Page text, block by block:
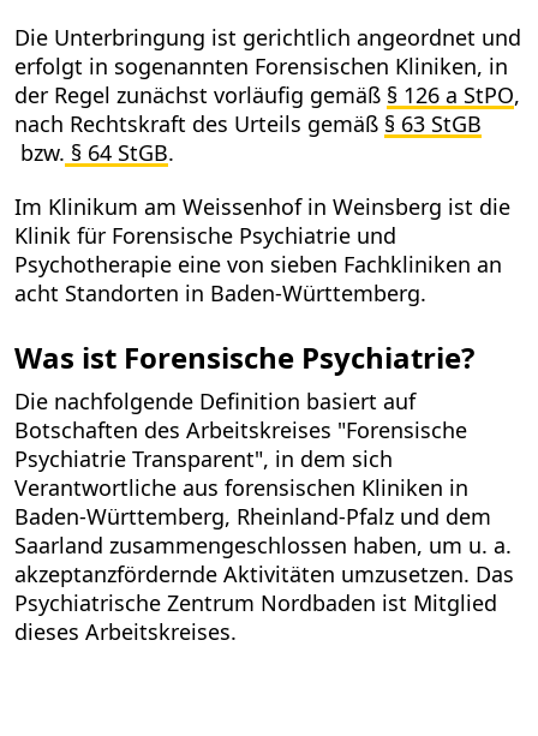
Die Unterbringung ist gerichtlich angeordnet und
erfolgt in sogenannten Forensischen Kliniken, in
der Regel zunächst vorläufig gemäß § 126 a StPO,
nach Rechtskraft des Urteils gemäß § 63 StGB
bzw. § 64 StGB.
Im Klinikum am Weissenhof in Weinsberg ist die
Klinik für Forensische Psychiatrie und
Psychotherapie eine von sieben Fachkliniken an
acht Standorten in Baden-Württemberg.
Was ist Forensische Psychiatrie?
Die nachfolgende Definition basiert auf
Botschaften des Arbeitskreises "Forensische
Psychiatrie Transparent", in dem sich
Verantwortliche aus forensischen Kliniken in
Baden-Württemberg, Rheinland-Pfalz und dem
Saarland zusammengeschlossen haben, um u. a.
akzeptanzfördernde Aktivitäten umzusetzen. Das
Psychiatrische Zentrum Nordbaden ist Mitglied
dieses Arbeitskreises.